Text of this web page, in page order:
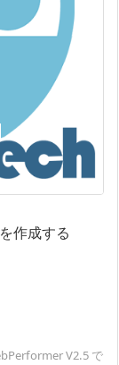
作成する
V2.5 で